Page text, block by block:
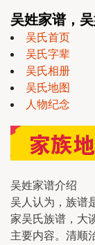
吴姓家谱，
吴氏首页
吴氏字辈
吴氏相册
吴氏地图
人物纪念
吴姓家谱介绍
吴人认为，族谱
家吴氏族谱，大
主要内容。清顺